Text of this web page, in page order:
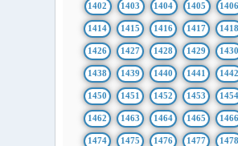
1402 1403 1404 1405
1414 1415 1416 1417 1418
1426 1427 1428 1429 1430
1438 1439 1440 1441 1442
1450 1451 1452 1453 1454
1462 1463 1464 1465 1466
1474 1475 1476 1477 1478